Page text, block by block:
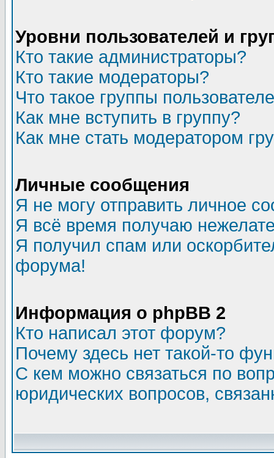
Уровни пользователей и
Кто такие администраторы?
Кто такие модераторы?
Что такое группы
Как мне вступить в группу?
Как мне стать модератором
Личные сообщения
Я не могу отправить личное
Я всё время получаю
Я получил спам или
форума!
Информация о phpBB 2
Кто написал этот форум?
Почему здесь нет такой-то
С кем можно связаться по
юридических вопросов,